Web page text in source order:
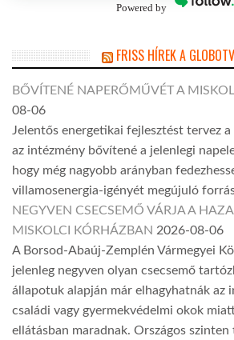
Powered by
FRISS HÍREK A
BŐVÍTENÉ NAPERŐMŰVÉT A
08-06
Jelentős energetikai fejlesztést tervez
az intézmény bővítené a jelenlegi
hogy még nagyobb arányban
villamosenergia-igényét megújuló
NEGYVEN CSECSEMŐ VÁRJA A
MISKOLCI KÓRHÁZBAN 2026-08-06
A Borsod-Abaúj-Zemplén Vármegyei
jelenleg negyven olyan csecsemő
állapotuk alapján már elhagyhatnák az
családi vagy gyermekvédelmi okok
ellátásban maradnak. Országos